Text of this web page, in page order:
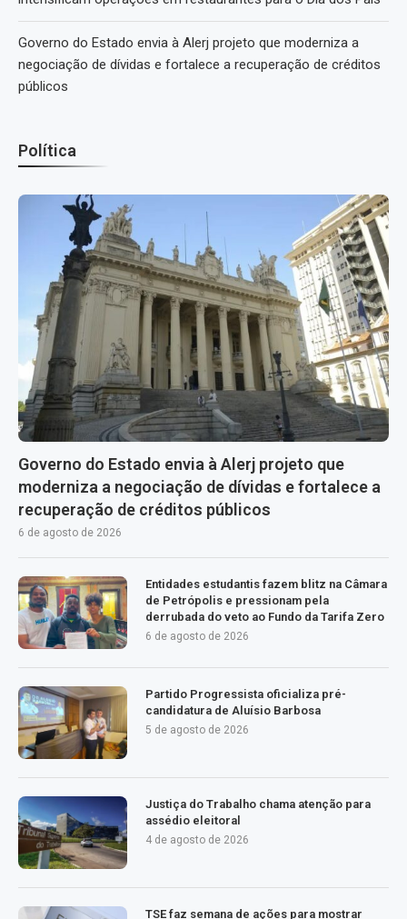
Governo do Estado envia à Alerj projeto que moderniza a
negociação de dívidas e fortalece a recuperação de créditos
públicos
Política
Governo do Estado envia à Alerj projeto que
moderniza a negociação de dívidas e fortalece a
recuperação de créditos públicos
6 de agosto de 2026
Entidades estudantis fazem blitz na Câmara
de Petrópolis e pressionam pela
derrubada do veto ao Fundo da Tarifa Zero
6 de agosto de 2026
Partido Progressista oficializa pré-
candidatura de Aluísio Barbosa
5 de agosto de 2026
Justiça do Trabalho chama atenção para
assédio eleitoral
4 de agosto de 2026
TSE faz semana de ações para mostrar